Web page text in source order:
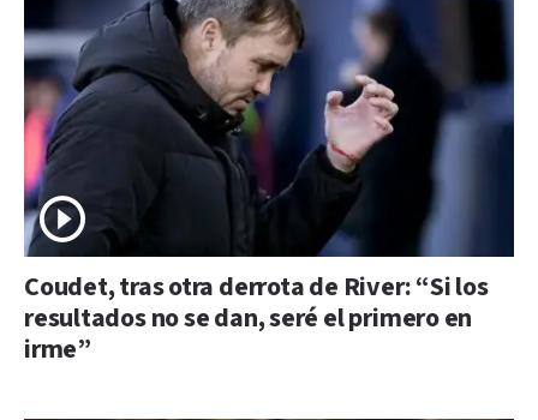
Coudet, tras otra derrota de River: “Si los
resultados no se dan, seré el primero en
irme”